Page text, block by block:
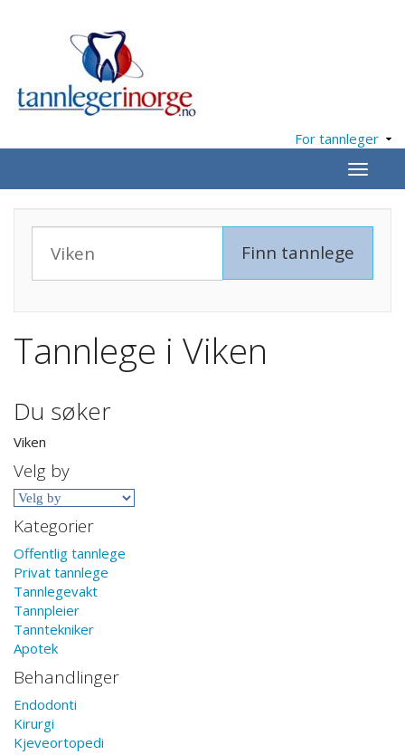
For tannleger
Meny
Tannlege i Viken
Du søker
Viken
Velg by
Kategorier
Offentlig tannlege
Privat tannlege
Tannlegevakt
Tannpleier
Tanntekniker
Apotek
Behandlinger
Endodonti
Kirurgi
Kjeveortopedi